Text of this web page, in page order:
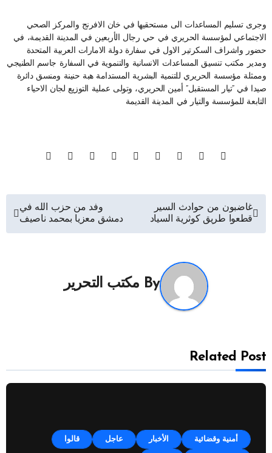
وجرى تسليم المساعدات الى مستحقيها في خان الافرنج والمركز الصحي
الاجتماعي لمؤسسة الحريري في حي رجال الأربعين في المدينة القديمة، في
حضور واشراف السكرتير الاول في سفارة دولة الامارات العربية المتحدة
ومدير مكتب تنسيق المساعدات الانسانية والتنموية في السفارة جاسم الطنيجي
وممثلة مؤسسة الحريري للتنمية البشرية المستدامة هبة حنينة ومنسق دائرة
صيدا في “تيار المستقبل” أمين الحريري، وتولى عملية التوزيع لجان الاحياء
التابعة للمؤسسة والتيار في المدينة القديمة
تصفّح
المقالات
غاضبون من حوادث السير
قطعوا طريق كوثرية السياد
وفد من حزب الله في
دمشق معزيا بمحمد ناصيف
By مكتب التحرير
Related Post
أمنية وقضائية الأخبار عاجل قالوا